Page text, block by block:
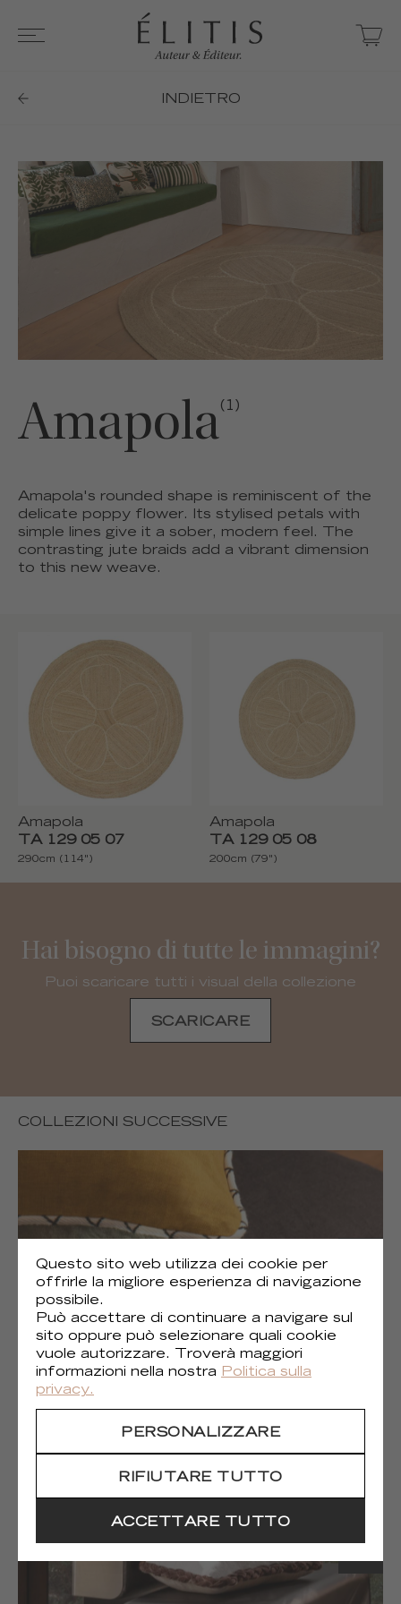
INDIETRO
Amapola(1)
Amapola's rounded shape is reminiscent of the
delicate poppy flower. Its stylised petals with
simple lines give it a sober, modern feel. The
contrasting jute braids add a vibrant dimension
to this new weave.
Amapola
TA 129 05 07
290cm (114")
Amapola
TA 129 05 08
200cm (79")
Hai bisogno di tutte le immagini?
Puoi scaricare tutti i visual della collezione
SCARICARE
COLLEZIONI SUCCESSIVE
Gaia (1)
Questo sito web utilizza dei cookie per
offrirle la migliore esperienza di navigazione
possibile.
Può accettare di continuare a navigare sul
sito oppure può selezionare quali cookie
vuole autorizzare. Troverà maggiori
informazioni nella nostra Politica sulla
privacy.
PERSONALIZZARE
RIFIUTARE TUTTO
ACCETTARE TUTTO